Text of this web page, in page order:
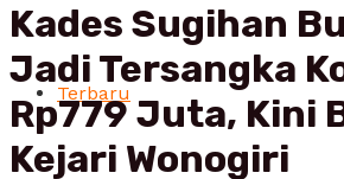
Terbaru
Kades Sugihan
Jadi Tersangka
Rp779 Juta, Kini
Kejari Wonogiri